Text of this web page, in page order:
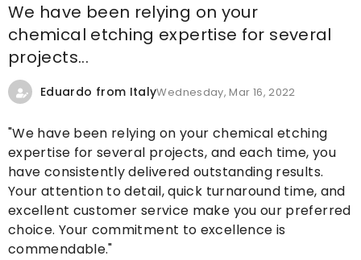
We have been relying on your
chemical etching expertise for several
projects...
Eduardo from ItalyWednesday, Mar 16, 2022
"We have been relying on your chemical etching
expertise for several projects, and each time, you
have consistently delivered outstanding results.
Your attention to detail, quick turnaround time, and
excellent customer service make you our preferred
choice. Your commitment to excellence is
commendable."